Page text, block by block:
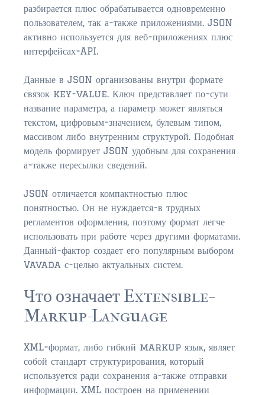
$750,000 – $1,000,000
$1,000,000 – $2,000,000
PONTE VEDRA / NOCATEE
$150,000 and down
$150,000 – $300,000
$350,000 – $500,000
$750,000 – $1,000,000
$1,000,000 – $2,000,000
$2,000,000 and up
$150,000 and down
$150,000 – $350,000
$350,000 – $500,000
$500,000 – $750,000
разбирается плюс обрабатывается одновременно
пользователем, так а-также приложениями. JSON
активно используется для веб-приложениях плюс
интерфейсах-API.
Данные в JSON организованы внутри формате
связок key-value. Ключ представляет по-сути
название параметра, а параметр может являться
текстом, цифровым-значением, булевым типом,
массивом либо внутренним структурой. Подобная
модель формирует JSON удобным для сохранения
а-также пересылки сведений.
JSON отличается компактностью плюс
понятностью. Он не нуждается-в трудных
регламентов оформления, поэтому формат легче
использовать при работе через другими форматами.
Данный-фактор создает его популярным выбором
Vavada с-целью актуальных систем.
Что означает Extensible-
Markup-Language
XML-формат, либо гибкий markup язык, являет
собой стандарт структурирования, который
используется ради сохранения а-также отправки
информации. XML построен на применении